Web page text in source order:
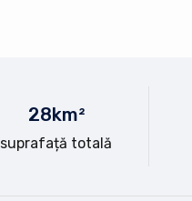
28km²
suprafață totală